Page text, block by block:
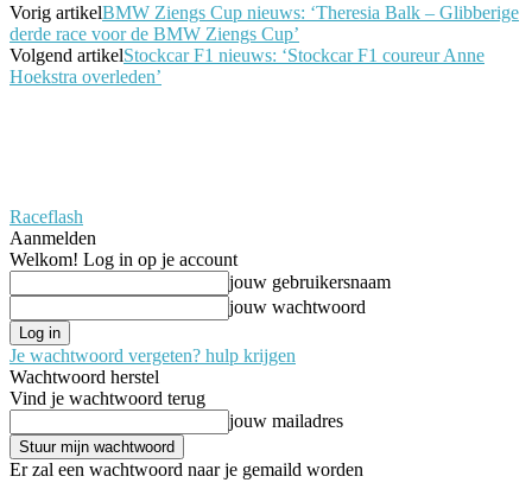
Vorig artikelBMW Ziengs Cup nieuws: ‘Theresia Balk – Glibberige
derde race voor de BMW Ziengs Cup’
Volgend artikelStockcar F1 nieuws: ‘Stockcar F1 coureur Anne
Hoekstra overleden’
Raceflash
Aanmelden
Welkom! Log in op je account
jouw gebruikersnaam
jouw wachtwoord
Je wachtwoord vergeten? hulp krijgen
Wachtwoord herstel
Vind je wachtwoord terug
jouw mailadres
Er zal een wachtwoord naar je gemaild worden